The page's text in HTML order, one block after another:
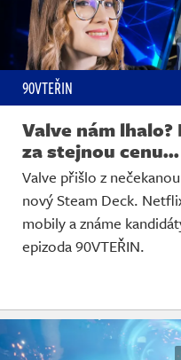
90VTEŘIN
Valve nám
za stejnou cenu...
Valve přišlo z
nový Steam Deck.
mobily a známe
epizoda 90VTEŘIN.